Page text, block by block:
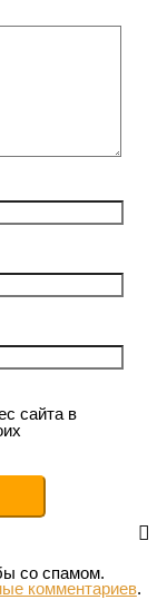
сайта в
со спамом.
комментариев.